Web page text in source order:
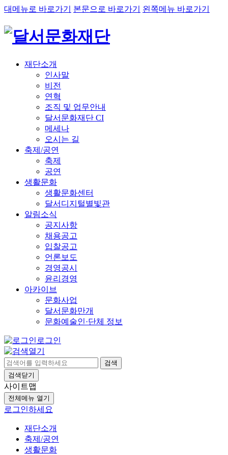
대메뉴로 바로가기 본문으로 바로가기 왼쪽메뉴 바로가기
재단소개
인사말
비전
연혁
조직 및 업무안내
달서문화재단 CI
메세나
오시는 길
축제/공연
축제
공연
생활문화
생활문화센터
달서디지털별빛관
알림소식
공지사항
채용공고
입찰공고
언론보도
경영공시
윤리경영
아카이브
문화사업
달서문화만개
문화예술인·단체 정보
로그인
검색
검색닫기
사이트맵
전체메뉴 열기
로그인하세요
재단소개
축제/공연
생활문화